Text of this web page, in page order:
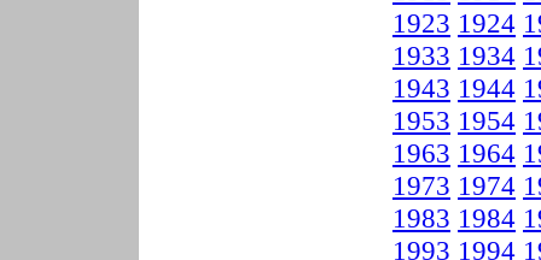
1923 1924
1933 1934
1943 1944
1953 1954
1963 1964
1973 1974
1983 1984
1993 1994